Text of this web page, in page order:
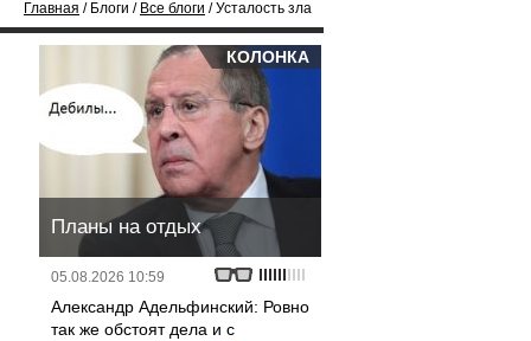
Главная / Блоги / Все блоги / Усталость зла
КОЛОНКА
Планы на отдых
05.08.2026 10:59
Александр Адельфинский: Ровно
так же обстоят дела и с